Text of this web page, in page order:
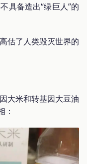
具备造出“绿巨人”的
估了人类毁灭世界的
大米和转基因大豆油
：